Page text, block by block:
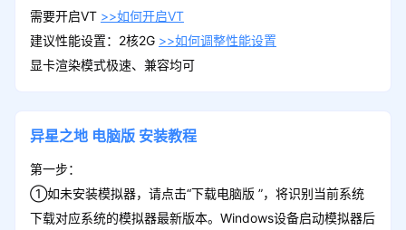
需要开启VT >>如何开启VT
建议性能设置：2核2G >>如何调整性能设置
显卡渲染模式极速、兼容均可
异星之地 电脑版 安装教程
第一步：
①如未安装模拟器，请点击“下载电脑版 ”，将识别当前系统
下载对应系统的模拟器最新版本。Windows设备启动模拟器后